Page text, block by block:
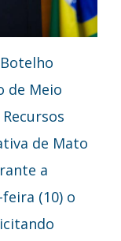
de Meio
de Mato
a
(10) o